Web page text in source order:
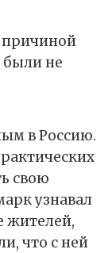
причиной
были не
в Россию.
свою
узнавал
жителей,
что с ней